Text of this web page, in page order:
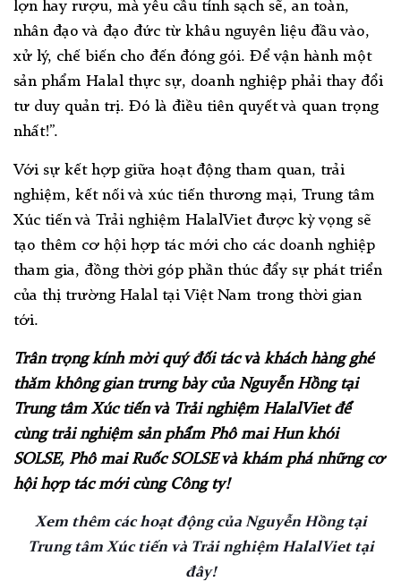
lợn hay rượu, mà yêu cầu tính sạch sẽ, an toàn,
nhân đạo và đạo đức từ khâu nguyên liệu đầu vào,
xử lý, chế biến cho đến đóng gói. Để vận hành một
sản phẩm Halal thực sự, doanh nghiệp phải thay đổi
tư duy quản trị. Đó là điều tiên quyết và quan trọng
nhất!”.
Với sự kết hợp giữa hoạt động tham quan, trải
nghiệm, kết nối và xúc tiến thương mại, Trung tâm
Xúc tiến và Trải nghiệm HalalViet được kỳ vọng sẽ
tạo thêm cơ hội hợp tác mới cho các doanh nghiệp
tham gia, đồng thời góp phần thúc đẩy sự phát triển
của thị trường Halal tại Việt Nam trong thời gian
tới.
Trân trọng kính mời quý đối tác và khách hàng ghé
thăm không gian trưng bày của Nguyễn Hồng tại
Trung tâm Xúc tiến và Trải nghiệm HalalViet để
cùng trải nghiệm sản phẩm Phô mai Hun khói
SOLSE, Phô mai Ruốc SOLSE và khám phá những cơ
hội hợp tác mới cùng Công ty!
Xem thêm các hoạt động của Nguyễn Hồng tại
Trung tâm Xúc tiến và Trải nghiệm HalalViet tại
đây!